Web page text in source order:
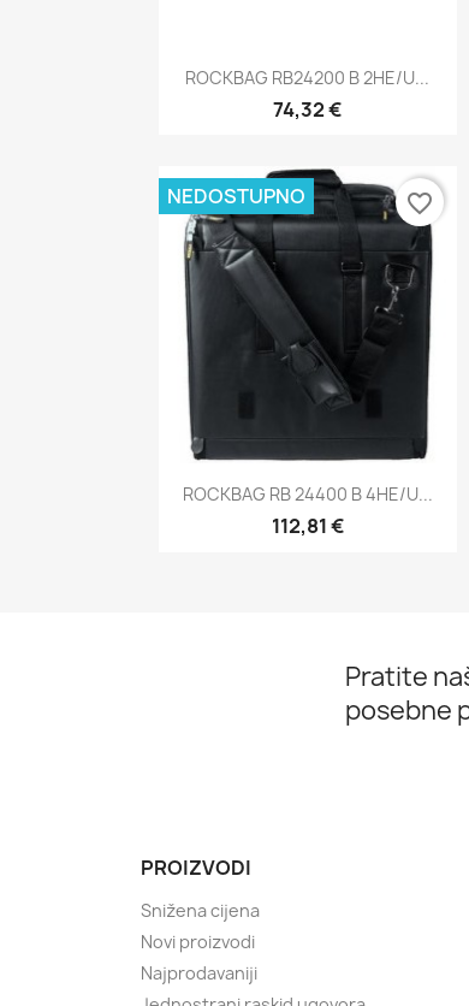
Brzi pregled
ROCKBAG RB24200 B 2HE/U...
74,32 €
Brzi pregled
ROCKBAG RB 24400 B 4HE/U...
112,81 €
NEDOSTUPNO favorite_border
Pratite
posebne
PROIZVODI
Snižena cijena
Novi proizvodi
Najprodavaniji